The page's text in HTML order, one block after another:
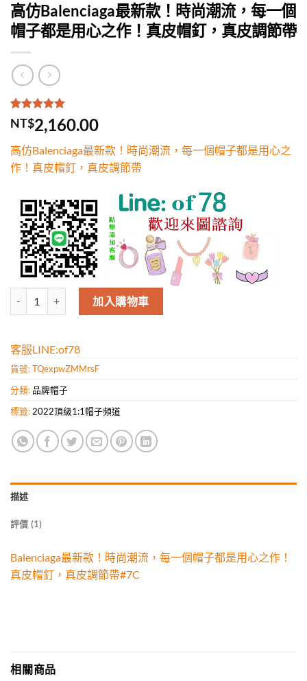
高仿Balenciaga最新款！時尚潮流，每一個
帽子都是用心之作！真皮帽釘，真皮調節帶
評分5.00 /
5，已有
1
位
分
NT$2,160.00
高仿Balenciaga最新款！時尚潮流，每一個帽子都是用心之
作！真皮帽釘，真皮調節帶
高仿Balenciaga最新款！時尚潮流，每一個帽子都是用心之作！真皮
加入購物車
客服LINE:of78
貨號:TQexpwZMMrsF
分類: 品牌帽子
標籤: 2022頂級1:1帽子頻道
描述
評價 (1)
Balenciaga最新款！時尚潮流，每一個帽子都是用心之作！
真皮帽釘，真皮調節帶#7C
相關商品